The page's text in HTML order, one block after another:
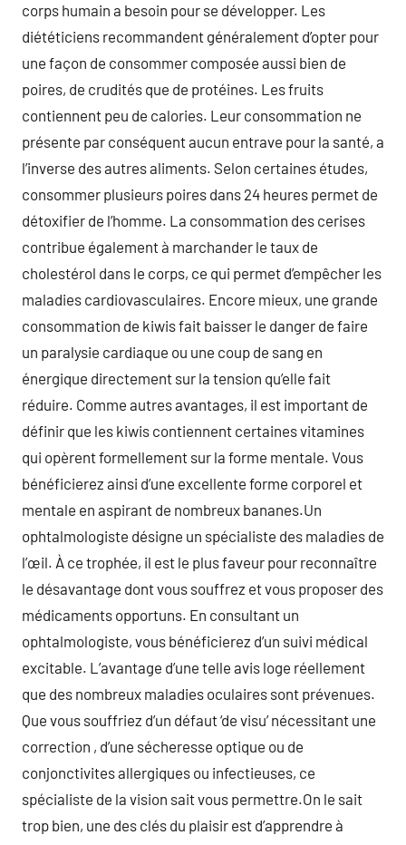
corps humain a besoin pour se développer. Les
diététiciens recommandent généralement d’opter pour
une façon de consommer composée aussi bien de
poires, de crudités que de protéines. Les fruits
contiennent peu de calories. Leur consommation ne
présente par conséquent aucun entrave pour la santé, a
l’inverse des autres aliments. Selon certaines études,
consommer plusieurs poires dans 24 heures permet de
détoxifier de l’homme. La consommation des cerises
contribue également à marchander le taux de
cholestérol dans le corps, ce qui permet d’empêcher les
maladies cardiovasculaires. Encore mieux, une grande
consommation de kiwis fait baisser le danger de faire
un paralysie cardiaque ou une coup de sang en
énergique directement sur la tension qu’elle fait
réduire. Comme autres avantages, il est important de
définir que les kiwis contiennent certaines vitamines
qui opèrent formellement sur la forme mentale. Vous
bénéficierez ainsi d’une excellente forme corporel et
mentale en aspirant de nombreux bananes.Un
ophtalmologiste désigne un spécialiste des maladies de
l’œil. À ce trophée, il est le plus faveur pour reconnaître
le désavantage dont vous souffrez et vous proposer des
médicaments opportuns. En consultant un
ophtalmologiste, vous bénéficierez d’un suivi médical
excitable. L’avantage d’une telle avis loge réellement
que des nombreux maladies oculaires sont prévenues.
Que vous souffriez d’un défaut ‘de visu’ nécessitant une
correction , d’une sécheresse optique ou de
conjonctivites allergiques ou infectieuses, ce
spécialiste de la vision sait vous permettre.On le sait
trop bien, une des clés du plaisir est d’apprendre à